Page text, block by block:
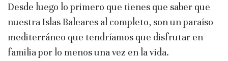
Desde luego lo primero que tienes que saber que
nuestra Islas Baleares al completo, son un paraíso
mediterráneo que tendríamos que disfrutar en
familia por lo menos una vez en la vida.